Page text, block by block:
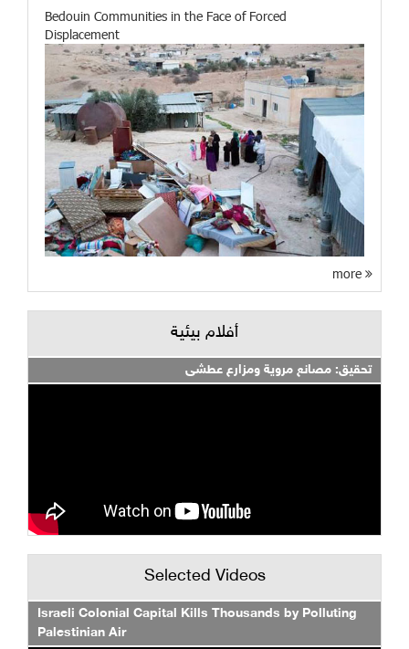
Bedouin Communities in the Face of Forced
Displacement
أفلام بيئية
تحقيق: مصانع مروية ومزارع عطشى
Selected Videos
Israeli Colonial Capital Kills Thousands by Polluting
Palestinian Air